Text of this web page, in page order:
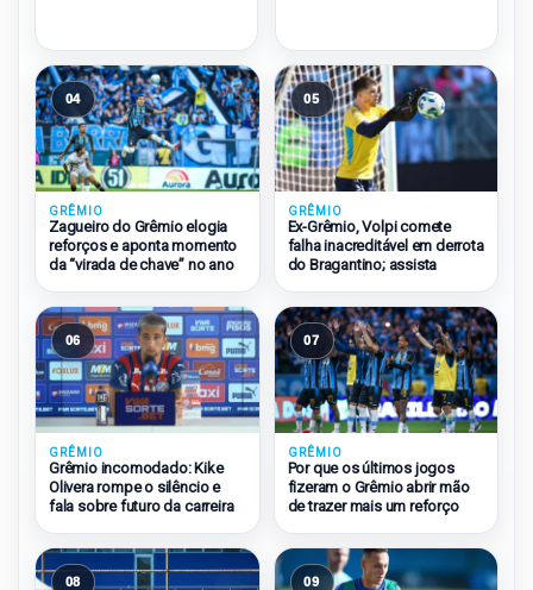
04
GRÊMIO
Zagueiro do Grêmio elogia
reforços e aponta momento
da “virada de chave” no ano
05
GRÊMIO
Ex-Grêmio, Volpi comete
falha inacreditável em derrota
do Bragantino; assista
06
GRÊMIO
Grêmio incomodado: Kike
Olivera rompe o silêncio e
fala sobre futuro da carreira
07
GRÊMIO
Por que os últimos jogos
fizeram o Grêmio abrir mão
de trazer mais um reforço
08 09